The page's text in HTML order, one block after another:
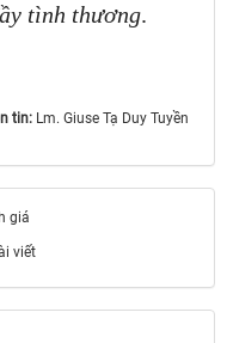
tình thương.
tin: Lm. Giuse Tạ Duy Tuyền
giá
viết